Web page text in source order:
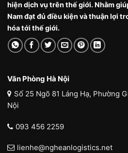
hiện dịch vụ trên thế giới. Nhằm
Nam đạt đủ điều kiện và thuận lợi
hóa tới thế giới.
Văn Phòng Hà Nội
Số 25 Ngõ 81 Láng Hạ, Phường
Nội
093 456 2259
lienhe@ngheanlogistics.net